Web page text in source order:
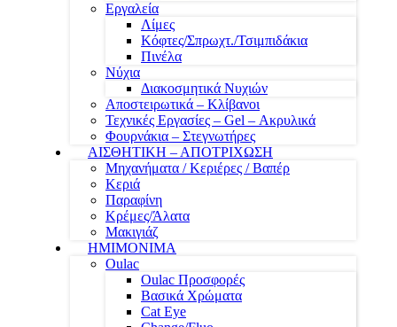
Εργαλεία
Λίμες
Κόφτες/Σπρωχτ./Τσιμπιδάκια
Πινέλα
Νύχια
Διακοσμητικά Νυχιών
Αποστειρωτικά – Κλίβανοι
Τεχνικές Εργασίες – Gel – Ακρυλικά
Φουρνάκια – Στεγνωτήρες
ΑΙΣΘΗΤΙΚΗ – ΑΠΟΤΡΙΧΩΣΗ
Μηχανήματα / Κεριέρες / Βαπέρ
Κεριά
Παραφίνη
Κρέμες/Άλατα
Μακιγιάζ
ΗΜΙΜΟΝΙΜΑ
Oulac
Oulac Προσφορές
Βασικά Χρώματα
Cat Eye